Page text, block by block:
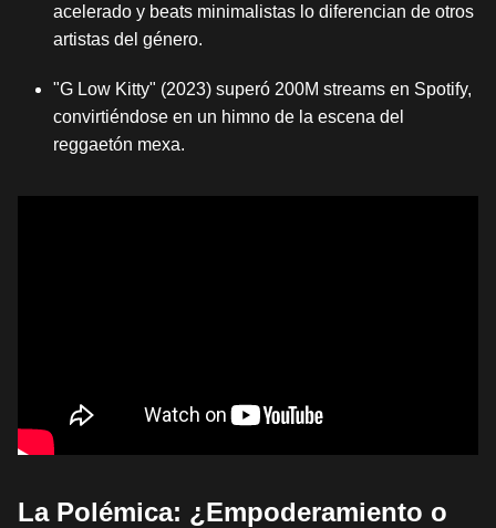
acelerado y beats minimalistas lo diferencian de otros
artistas del género.
"G Low Kitty" (2023) superó 200M streams en Spotify,
convirtiéndose en un himno de la escena del
reggaetón mexa.
La Polémica: ¿Empoderamiento o